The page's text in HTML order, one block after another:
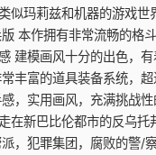
似玛莉兹和机器的游戏世
本作拥有非常流畅的格
建模画风十分的出色，
丰富的道具装备系统，
，实用画风，充满挑战
在新巴比伦都市的反乌托
，犯罪集团，腐败的警/